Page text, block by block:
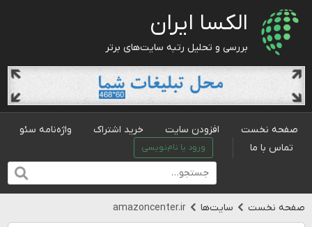
الکسا ایران
بررسی و تحلیل رتبه سایت‌های برتر
صفحه نخست افزودن سایت خرید اشتراک
واژه‌نامه سئو
تماس با ما
ورود یا نام‌نویسی
صفحه نخست سایت‌ها amazoncenter.ir